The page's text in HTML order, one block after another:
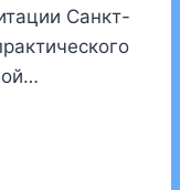
Санкт-